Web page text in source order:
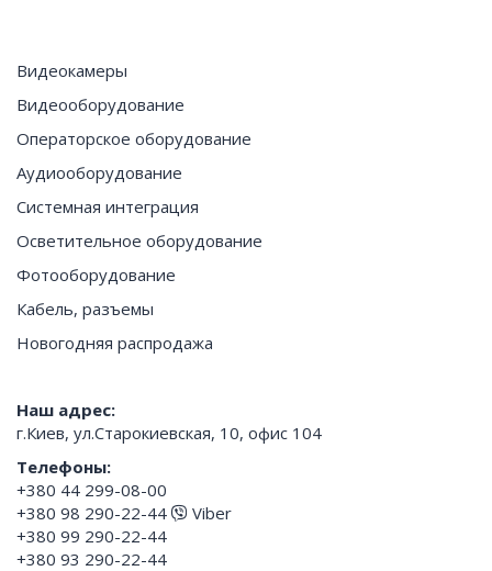
Видеокамеры
Видеооборудование
Операторское оборудование
Аудиооборудование
Системная интеграция
Осветительное оборудование
Фотооборудование
Кабель, разъемы
Новогодняя распродажа
Наш адрес:
г.Киев, ул.Старокиевская, 10, офис 104
Телефоны:
+380 44 299-08-00
+380 98 290-22-44
Viber
+380 99 290-22-44
+380 93 290-22-44